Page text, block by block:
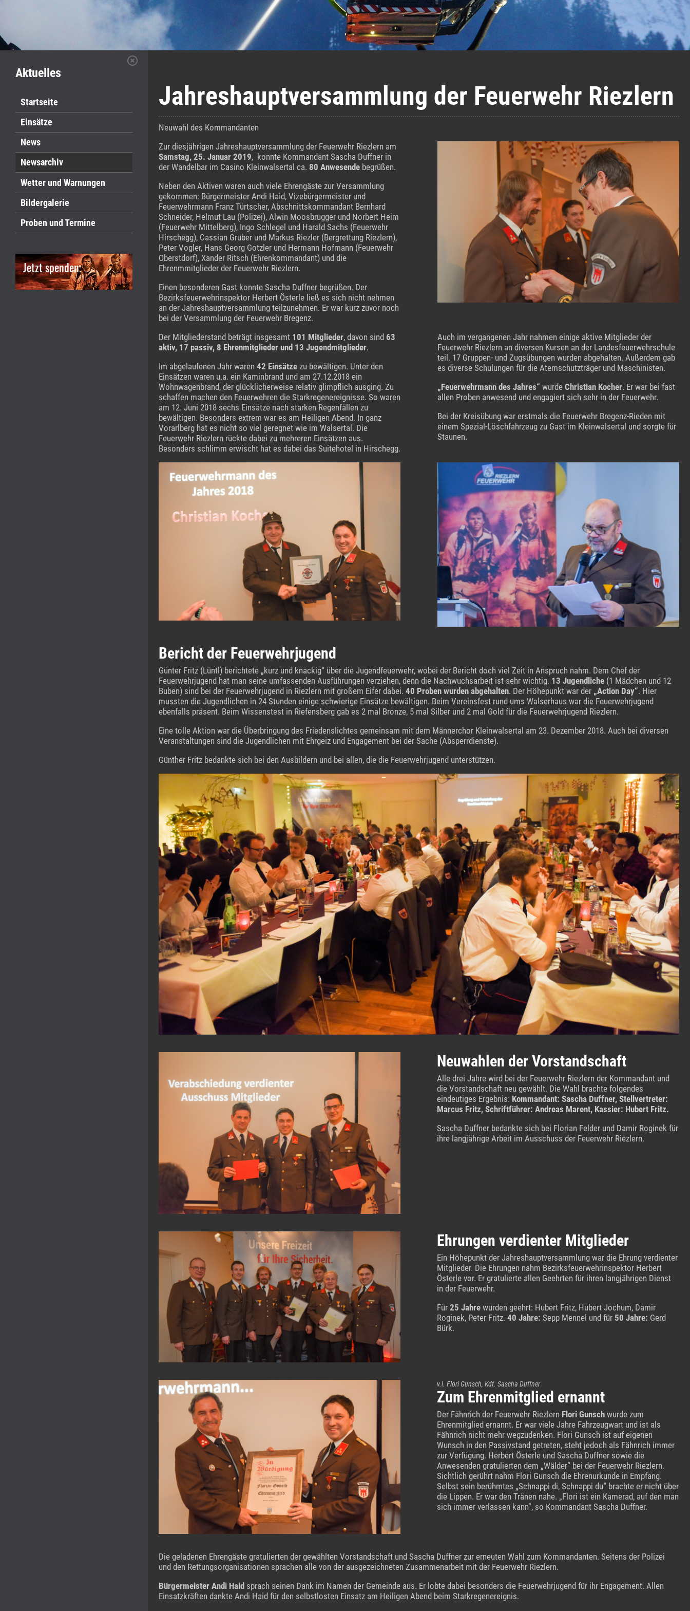
Aktuelles
Startseite
Einsätze
News
Newsarchiv
Wetter und Warnungen
Bildergalerie
Proben und Termine
Jetzt spenden.
Jahreshauptversammlung der Feuerwehr Riezlern
Neuwahl des Kommandanten
Zur diesjährigen Jahreshauptversammlung der Feuerwehr Riezlern am
Samstag, 25. Januar 2019, konnte Kommandant Sascha Duffner in
der Wandelbar im Casino Kleinwalsertal ca. 80 Anwesende begrüßen.
Neben den Aktiven waren auch viele Ehrengäste zur Versammlung
gekommen: Bürgermeister Andi Haid, Vizebürgermeister und
Feuerwehrmann Franz Türtscher, Abschnittskommandant Bernhard
Schneider, Helmut Lau (Polizei), Alwin Moosbrugger und Norbert Heim
(Feuerwehr Mittelberg), Ingo Schlegel und Harald Sachs (Feuerwehr
Hirschegg), Cassian Gruber und Markus Riezler (Bergrettung Riezlern),
Peter Vogler, Hans Georg Gotzler und Hermann Hofmann (Feuerwehr
Oberstdorf), Xander Ritsch (Ehrenkommandant) und die
Ehrenmmitglieder der Feuerwehr Riezlern.
Einen besonderen Gast konnte Sascha Duffner begrüßen. Der
Bezirksfeuerwehrinspektor Herbert Österle ließ es sich nicht nehmen
an der Jahreshauptversammlung teilzunehmen. Er war kurz zuvor noch
bei der Versammlung der Feuerwehr Bregenz.
Der Mitgliederstand beträgt insgesamt 101 Mitglieder, davon sind 63
aktiv, 17 passiv, 8 Ehrenmitglieder und 13 Jugendmitglieder.
Im abgelaufenen Jahr waren 42 Einsätze zu bewältigen. Unter den
Einsätzen waren u.a. ein Kaminbrand und am 27.12.2018 ein
Wohnwagenbrand, der glücklicherweise relativ glimpflich ausging. Zu
schaffen machen den Feuerwehren die Starkregenereignisse. So waren
am 12. Juni 2018 sechs Einsätze nach starken Regenfällen zu
bewältigen. Besonders extrem war es am Heiligen Abend. In ganz
Vorarlberg hat es nicht so viel geregnet wie im Walsertal. Die
Feuerwehr Riezlern rückte dabei zu mehreren Einsätzen aus.
Besonders schlimm erwischt hat es dabei das Suitehotel in Hirschegg.
Auch im vergangenen Jahr nahmen einige aktive Mitglieder der
Feuerwehr Riezlern an diversen Kursen an der Landesfeuerwehrschule
teil. 17 Gruppen- und Zugsübungen wurden abgehalten. Außerdem gab
es diverse Schulungen für die Atemschutzträger und Maschinisten.
„Feuerwehrmann des Jahres“ wurde Christian Kocher. Er war bei fast
allen Proben anwesend und engagiert sich sehr in der Feuerwehr.
Bei der Kreisübung war erstmals die Feuerwehr Bregenz-Rieden mit
einem Spezial-Löschfahrzeug zu Gast im Kleinwalsertal und sorgte für
Staunen.
Bericht der Feuerwehrjugend
Günter Fritz (Lüntl) berichtete „kurz und knackig“ über die Jugendfeuerwehr, wobei der Bericht doch viel Zeit in Anspruch nahm. Dem Chef der
Feuerwehrjugend hat man seine umfassenden Ausführungen verziehen, denn die Nachwuchsarbeit ist sehr wichtig. 13 Jugendliche (1 Mädchen und 12
Buben) sind bei der Feuerwehrjugend in Riezlern mit großem Eifer dabei. 40 Proben wurden abgehalten. Der Höhepunkt war der „Action Day“. Hier
mussten die Jugendlichen in 24 Stunden einige schwierige Einsätze bewältigen. Beim Vereinsfest rund ums Walserhaus war die Feuerwehrjugend
ebenfalls präsent. Beim Wissenstest in Riefensberg gab es 2 mal Bronze, 5 mal Silber und 2 mal Gold für die Feuerwehrjugend Riezlern.
Eine tolle Aktion war die Überbringung des Friedenslichtes gemeinsam mit dem Männerchor Kleinwalsertal am 23. Dezember 2018. Auch bei diversen
Veranstaltungen sind die Jugendlichen mit Ehrgeiz und Engagement bei der Sache (Absperrdienste).
Günther Fritz bedankte sich bei den Ausbildern und bei allen, die die Feuerwehrjugend unterstützen.
Neuwahlen der Vorstandschaft
Alle drei Jahre wird bei der Feuerwehr Riezlern der Kommandant und
die Vorstandschaft neu gewählt. Die Wahl brachte folgendes
eindeutiges Ergebnis: Kommandant: Sascha Duffner, Stellvertreter:
Marcus Fritz, Schriftführer: Andreas Marent, Kassier: Hubert Fritz.
Sascha Duffner bedankte sich bei Florian Felder und Damir Roginek für
ihre langjährige Arbeit im Ausschuss der Feuerwehr Riezlern.
Ehrungen verdienter Mitglieder
Ein Höhepunkt der Jahreshauptversammlung war die Ehrung verdienter
Mitglieder. Die Ehrungen nahm Bezirksfeuerwehrinspektor Herbert
Österle vor. Er gratulierte allen Geehrten für ihren langjährigen Dienst
in der Feuerwehr.
Für 25 Jahre wurden geehrt: Hubert Fritz, Hubert Jochum, Damir
Roginek, Peter Fritz. 40 Jahre: Sepp Mennel und für 50 Jahre: Gerd
Bürk.
v.l. Flori Gunsch, Kdt. Sascha Duffner
Zum Ehrenmitglied ernannt
Der Fähnrich der Feuerwehr Riezlern Flori Gunschwurde zum
Ehrenmitglied ernannt. Er war viele Jahre Fahrzeugwart und ist als
Fähnrich nicht mehr wegzudenken. Flori Gunsch ist auf eigenen
Wunsch in den Passivstand getreten, steht jedoch als Fähnrich immer
zur Verfügung. Herbert Österle und Sascha Duffner sowie die
Anwesenden gratulierten dem „Wälder“ bei der Feuerwehr Riezlern.
Sichtlich gerührt nahm Flori Gunsch die Ehrenurkunde in Empfang.
Selbst sein berühmtes „Schnappi di, Schnappi du“ brachte er nicht über
die Lippen. Er war den Tränen nahe. „Flori ist ein Kamerad, auf den man
sich immer verlassen kann“, so Kommandant Sascha Duffner.
Die geladenen Ehrengäste gratulierten der gewählten Vorstandschaft und Sascha Duffner zur erneuten Wahl zum Kommandanten. Seitens der Polizei
und den Rettungsorganisationen sprachen alle von der ausgezeichneten Zusammenarbeit mit der Feuerwehr Riezlern.
Bürgermeister Andi Haid sprach seinen Dank im Namen der Gemeinde aus. Er lobte dabei besonders die Feuerwehrjugend für ihr Engagement. Allen
Einsatzkräften dankte Andi Haid für den selbstlosten Einsatz am Heiligen Abend beim Starkregenereignis.